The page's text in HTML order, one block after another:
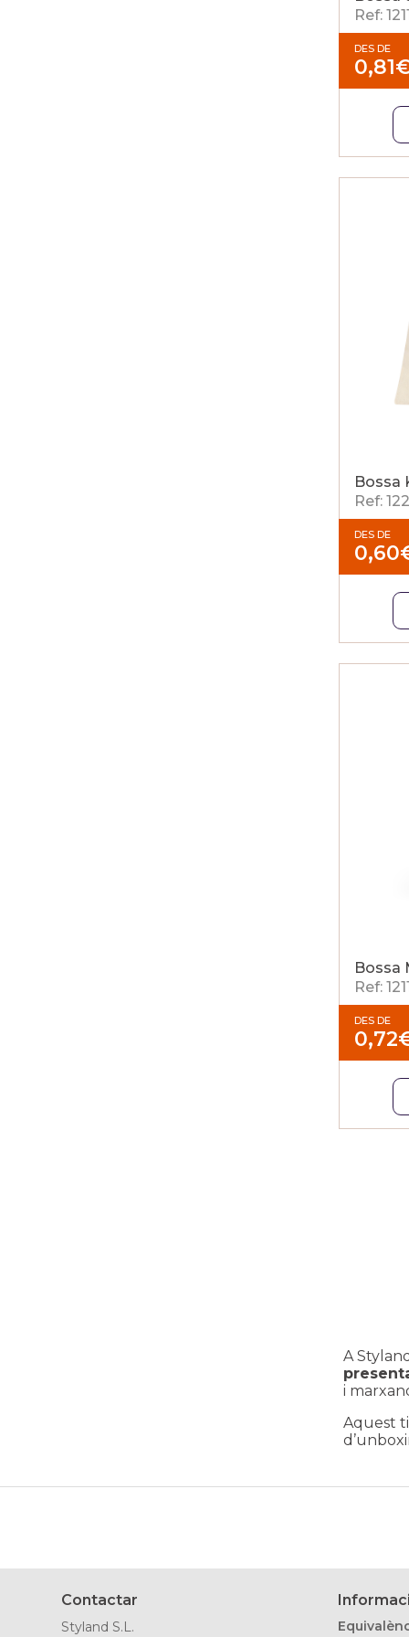
Ref:
DES DE
0,81
Bossa
Ref:
DES DE
0,60
Bossa
Ref:
DES DE
0,72
A
i
Aquest
Contactar
Styland S.L.